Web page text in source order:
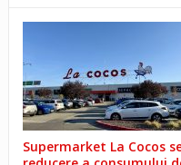
Supermarket La Cocos